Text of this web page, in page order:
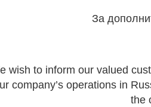
За
wish to inform our valued
company’s operations in
the